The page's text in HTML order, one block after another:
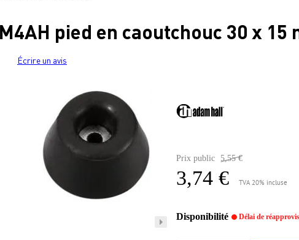
pied en caoutchouc 30 x 15
Écrire un avis
Prix public 5,55 €
3,74 € TVA 20% incluse
Disponibilité Délai de